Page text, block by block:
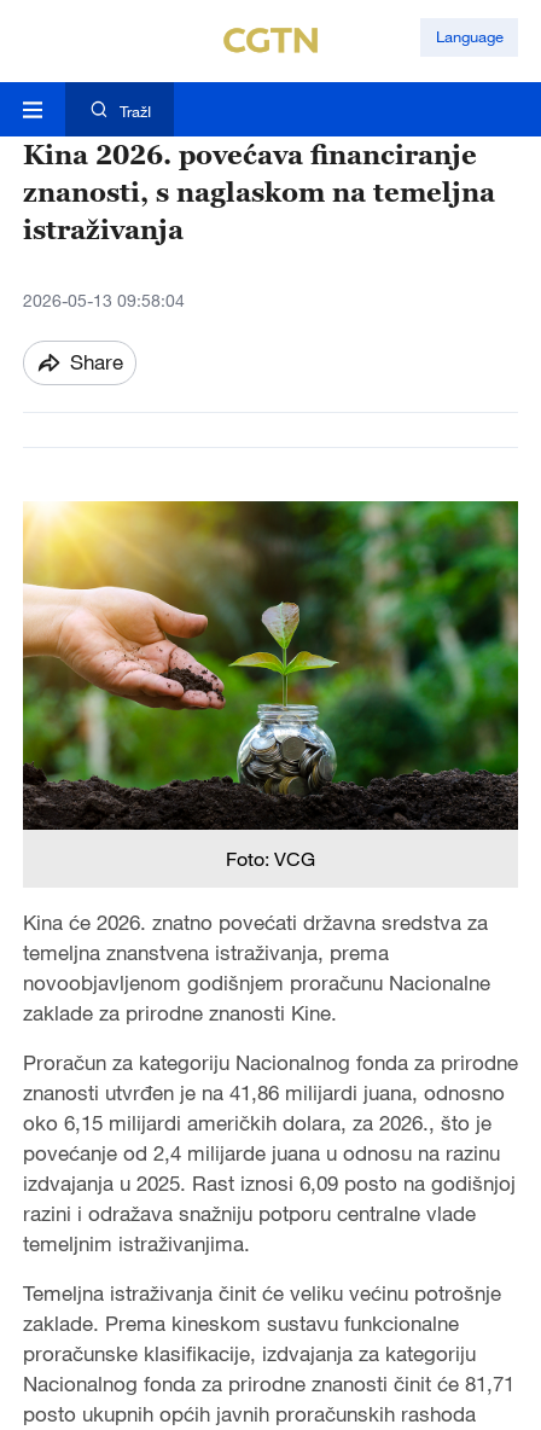
Language
TražI
Kina 2026. povećava financiranje
znanosti, s naglaskom na temeljna
istraživanja
2026-05-13 09:58:04
Share
Foto: VCG
Kina će 2026. znatno povećati državna sredstva za
temeljna znanstvena istraživanja, prema
novoobjavljenom godišnjem proračunu Nacionalne
zaklade za prirodne znanosti Kine.
Proračun za kategoriju Nacionalnog fonda za prirodne
znanosti utvrđen je na 41,86 milijardi juana, odnosno
oko 6,15 milijardi američkih dolara, za 2026., što je
povećanje od 2,4 milijarde juana u odnosu na razinu
izdvajanja u 2025. Rast iznosi 6,09 posto na godišnjoj
razini i odražava snažniju potporu centralne vlade
temeljnim istraživanjima.
Temeljna istraživanja činit će veliku većinu potrošnje
zaklade. Prema kineskom sustavu funkcionalne
proračunske klasifikacije, izdvajanja za kategoriju
Nacionalnog fonda za prirodne znanosti činit će 81,71
posto ukupnih općih javnih proračunskih rashoda